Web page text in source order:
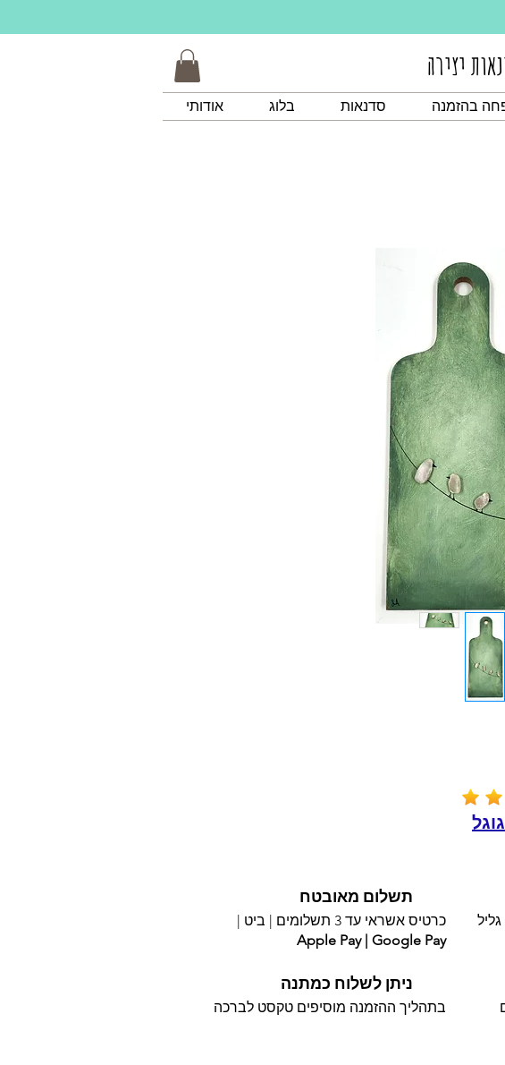
יצירה
בהזמנה סדנאות בלוג אודותי
גליל
תשלום מאובטח
כרטיס אשראי עד 3 תשלומים |
ביט |
Apple Pay | Google Pay
ניתן לשלוח כמתנה
בתהליך ההזמנה מוסיפים טקסט לברכה